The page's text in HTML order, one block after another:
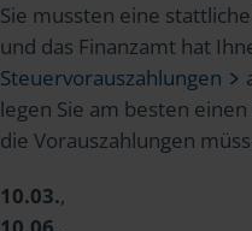
Sie mussten eine
und das Finanzamt hat
Steuervorauszahlungen
legen Sie am besten
die Vorauszahlungen
10.03.,